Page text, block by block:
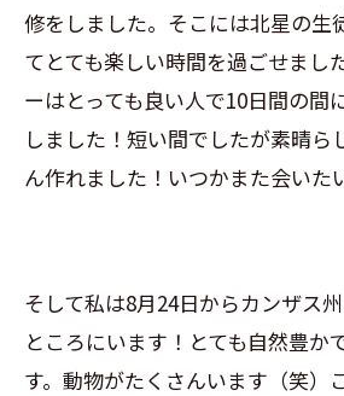
修をしました。そこには北星の生
てとても楽しい時間を過ごせまし
ーはとっても良い人で10日間の間
しました！短い間でしたが素晴ら
ん作れました！いつかまた会いた
そして私は8月24日からカンザス
ところにいます！とても自然豊か
す。動物がたくさんいます（笑）